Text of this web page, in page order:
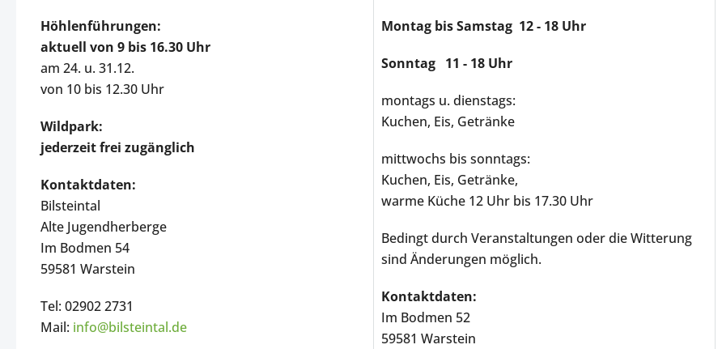
Höhlenführungen:
aktuell von 9 bis 16.30 Uhr
am 24. u. 31.12.
von 10 bis 12.30 Uhr
Wildpark:
jederzeit frei zugänglich
Kontaktdaten:
Bilsteintal
Alte Jugendherberge
Im Bodmen 54
59581 Warstein
Tel: 02902 2731
Mail: info@bilsteintal.de
Montag bis Samstag 12 - 18 Uhr
Sonntag 11 - 18 Uhr
montags u. dienstags:
Kuchen, Eis, Getränke
mittwochs bis sonntags:
Kuchen, Eis, Getränke,
warme Küche 12 Uhr bis 17.30 Uhr
Bedingt durch Veranstaltungen oder die Witterung
sind Änderungen möglich.
Kontaktdaten:
Im Bodmen 52
59581 Warstein